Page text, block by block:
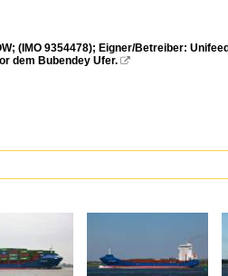
(IMO 9354478); Eigner/Betreiber:
dem Bubendey Ufer. 